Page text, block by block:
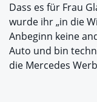
Dass es für Frau
wurde ihr „in die
Anbeginn keine
Auto und bin
die Mercedes